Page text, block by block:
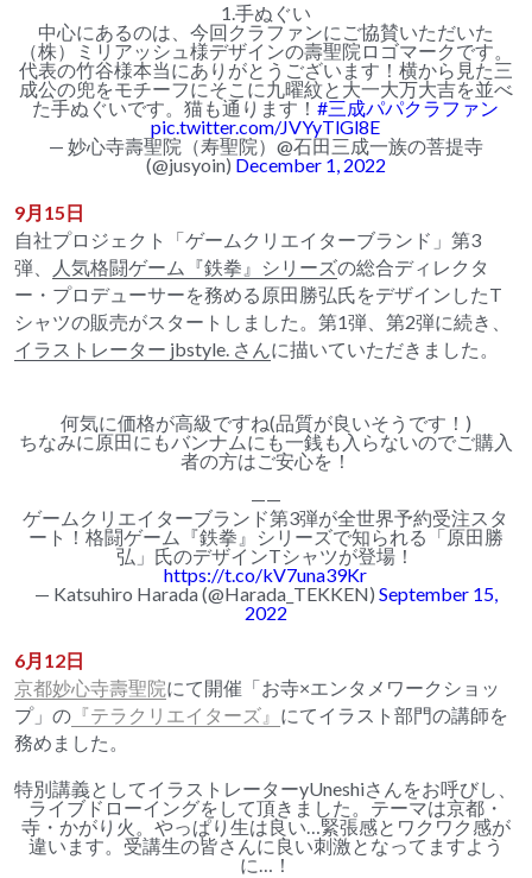
1.手ぬぐい
中心にあるのは、今回クラファンにご協賛いただいた
（株）ミリアッシュ様デザインの壽聖院ロゴマークです。
代表の竹谷様本当にありがとうございます！横から見た三
成公の兜をモチーフにそこに九曜紋と大一大万大吉を並べ
た手ぬぐいです。猫も通ります！#三成パパクラファン
pic.twitter.com/JVYyTlGl8E
— 妙心寺壽聖院（寿聖院）@石田三成一族の菩提寺
(@jusyoin) December 1, 2022
9月15日
自社プロジェクト「ゲームクリエイターブランド」第3
弾、
人気格闘ゲーム『鉄拳』シリーズの総合ディレクタ
ー・プロデューサーを務める原田勝弘氏をデザインしたT
シャツの販売がスタートしました。第1弾、第2弾に続き、
イラストレーター jbstyle. さんに描いていただきました。
何気に価格が高級ですね(品質が良いそうです！)
ちなみに原田にもバンナムにも一銭も入らないのでご購入
者の方はご安心を！
——
ゲームクリエイターブランド第3弾が全世界予約受注スタ
ート！格闘ゲーム『鉄拳』シリーズで知られる「原田勝
弘」氏のデザインTシャツが登場！
https://t.co/kV7una39Kr
— Katsuhiro Harada (@Harada_TEKKEN) September 15,
2022
6月12日
京都妙心寺壽聖院にて開催「お寺×エンタメワークショッ
プ」の 『テラクリエイターズ』 にてイラスト部門の講師を
務めました。
特別講義としてイラストレーターyUneshiさんをお呼びし、
ライブドローイングをして頂きました。テーマは京都・
寺・かがり火。やっぱり生は良い…緊張感とワクワク感が
違います。受講生の皆さんに良い刺激となってますよう
に…！